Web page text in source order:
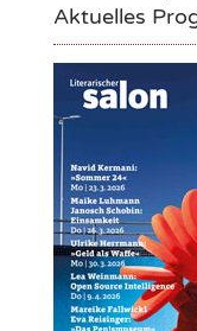
Aktuelles